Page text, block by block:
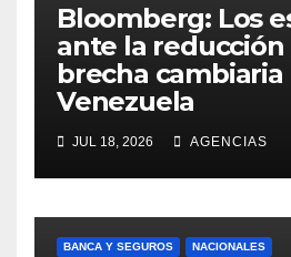
Bloomberg: Los
ante la reducción
brecha cambiaria
Venezuela
JUL 18, 2026 AGENCIAS
BANCA Y SEGUROS NACIONALES